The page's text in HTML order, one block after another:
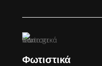
Φωτιστικά